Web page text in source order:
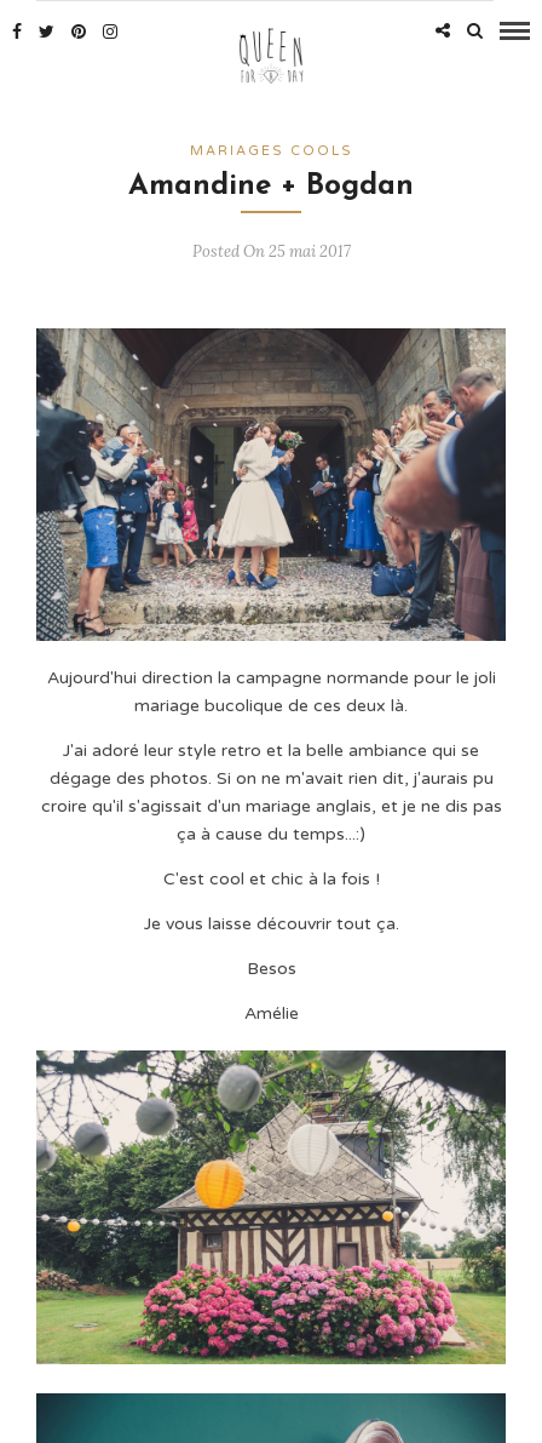
MARIAGES COOLS
Amandine + Bogdan
Posted On 25 mai 2017
Aujourd'hui direction la campagne normande pour le joli
mariage bucolique de ces deux là.
J'ai adoré leur style retro et la belle ambiance qui se
dégage des photos. Si on ne m'avait rien dit, j'aurais pu
croire qu'il s'agissait d'un mariage anglais, et je ne dis pas
ça à cause du temps...:)
C'est cool et chic à la fois !
Je vous laisse découvrir tout ça.
Besos
Amélie